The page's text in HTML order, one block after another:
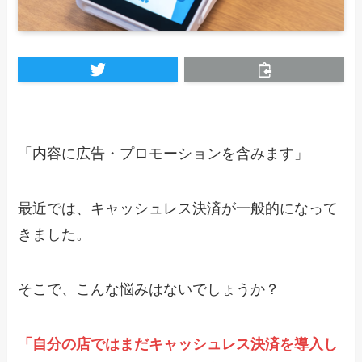
「内容に広告・プロモーションを含みます」
最近では、キャッシュレス決済が一般的になって
きました。
そこで、こんな悩みはないでしょうか？
「自分の店ではまだキャッシュレス決済を導入し